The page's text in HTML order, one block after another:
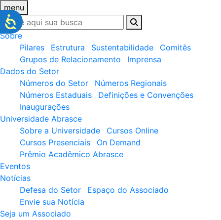
menu
Sobre
Pilares
Estrutura Sustentabilidade
Comitês
Grupos de Relacionamento
Imprensa
Dados do Setor
Números do Setor
Números Regionais
Números Estaduais
Definições e Convenções
Inaugurações
Universidade Abrasce
Sobre a Universidade
Cursos Online
Cursos Presenciais
On Demand
Prêmio Acadêmico Abrasce
Eventos
Notícias
Defesa do Setor
Espaço do Associado
Envie sua Notícia
Seja um Associado